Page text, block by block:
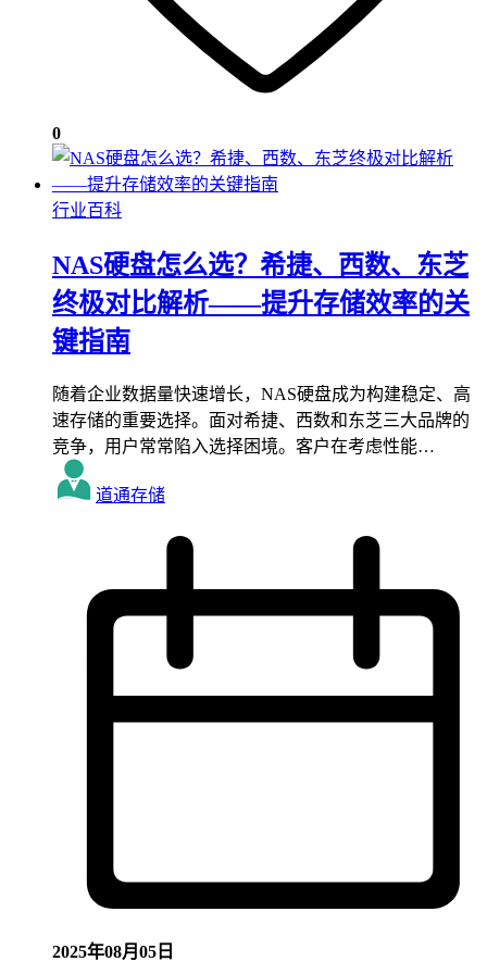
0
行业百科
NAS硬盘怎么选？希捷、西数、东芝
终极对比解析——提升存储效率的关
键指南
随着企业数据量快速增长，NAS硬盘成为构建稳定、高
速存储的重要选择。面对希捷、西数和东芝三大品牌的
竞争，用户常常陷入选择困境。客户在考虑性能…
道通存储
2025年08月05日